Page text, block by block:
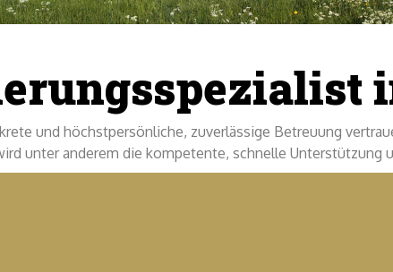
und höchstpersönliche, zuverlässige Betreuung
unter anderem die kompetente, schnelle Unterstützung